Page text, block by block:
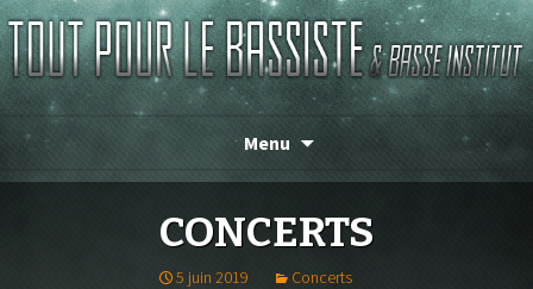
TOUT POUR LE BASSISTE
Menu
CONCERTS
5 juin 2019 Concerts